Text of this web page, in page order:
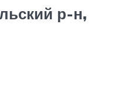
р-н,